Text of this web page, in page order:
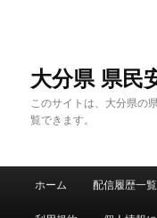
大分県 県民
このサイトは、大分県の
覧できます。
ホーム 配信履歴一覧